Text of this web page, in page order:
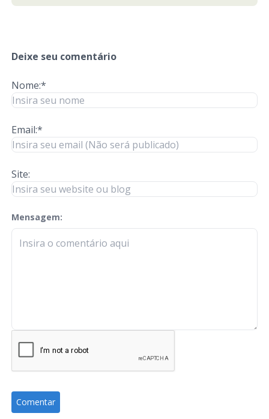
Deixe seu comentário
Nome:*
Email:*
Site:
Mensagem:
check-terms